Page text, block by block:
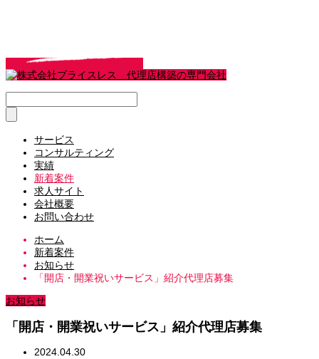
サービス
コンサルティング
実績
新着案件
求人サイト
会社概要
お問い合わせ
ホーム
新着案件
お知らせ
「開店・開業祝いサービス」紹介代理店募集
お知らせ
「開店・開業祝いサービス」紹介代理店募集
2024.04.30